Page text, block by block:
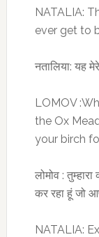
NATALIA:
ever get to
नतालिया: यह
LOMOV
the Ox
your birch
लोमोव :
कर रहा हूं जो
NATALIA: